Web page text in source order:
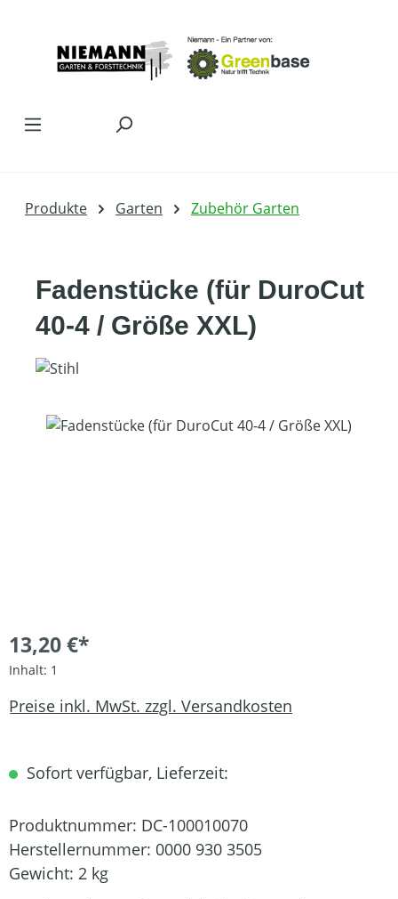
Produkte Garten Zubehör Garten
Fadenstücke (für DuroCut
40-4 / Größe XXL)
Bildergalerie überspringen
13,20 €*
Inhalt: 1
Preise inkl. MwSt. zzgl. Versandkosten
Sofort verfügbar, Lieferzeit:
Produktnummer: DC-100010070
Herstellernummer: 0000 930 3505
Gewicht: 2 kg